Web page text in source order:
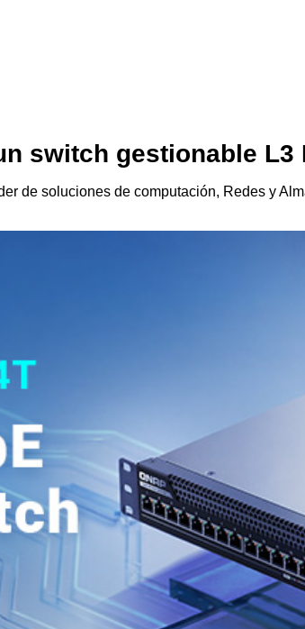
switch gestionable L3
de soluciones de computación, Redes y